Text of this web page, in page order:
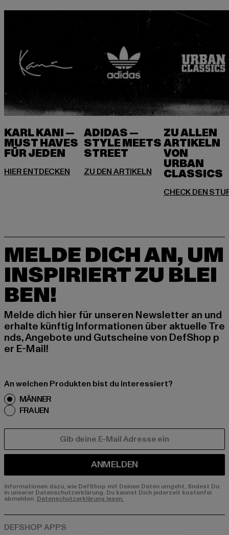
KARL KANI —
MUST HAVES
FÜR JEDEN
ADIDAS —
STYLE MEETS
ZU ALLEN
ARTIKELN
VON
URBAN
MELDE DICH AN, UM
INSPIRIERT ZU BLEI
BEN!
Melde dich hier für unseren Newsletter an und
erhalte künftig Informationen über aktuelle Tre
nds, Angebote und Gutscheine von DefShop p
er E-Mail!
An welchen Produkten bist du interessiert?
MÄNNER
FRAUEN
ANMELDEN
Informationen dazu, wie DefShop mit Deinen Daten umgeht, findest Du
in unserer Datenschutzerklärung. Du kannst Dich jederzeit kostenfei
abmelden. Datenschutzerklärung lesen.